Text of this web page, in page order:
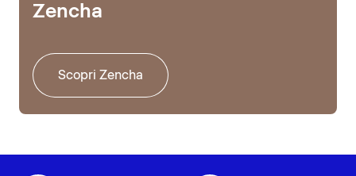
Zencha
Scopri Zencha